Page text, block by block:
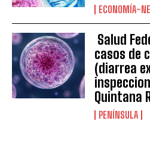
ECONOMÍA-
Salud
casos de
(diarrea
Quintana
PENÍNSULA